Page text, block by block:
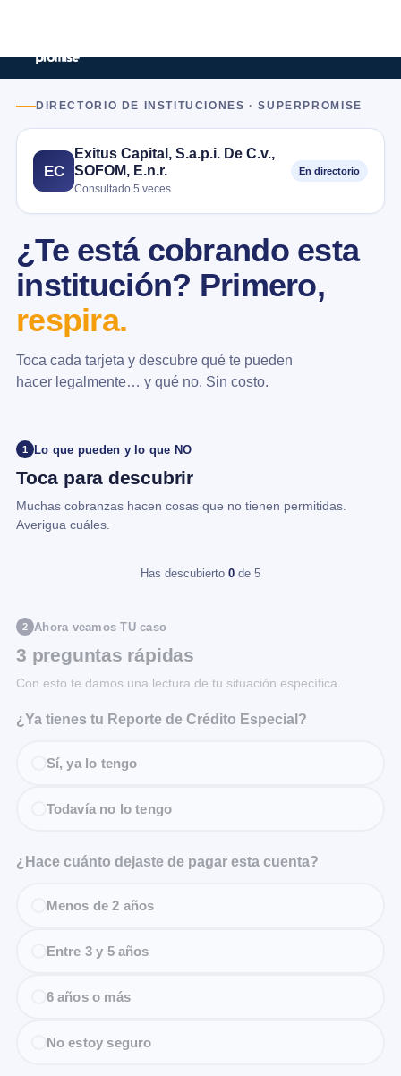
DIRECTORIO DE INSTITUCIONES · SUPERPROMISE
EC
Exitus Capital, S.a.p.i. De C.v.,
SOFOM, E.n.r.
Consultado 5 veces
En directorio
¿Te está cobrando esta
institución? Primero,
respira.
Toca cada tarjeta y descubre qué te pueden
hacer legalmente… y qué no. Sin costo.
1 Lo que pueden y lo que NO
Toca para descubrir
Muchas cobranzas hacen cosas que no tienen permitidas.
Averigua cuáles.
Has descubierto 0 de 5
2 Ahora veamos TU caso
3 preguntas rápidas
Con esto te damos una lectura de tu situación específica.
¿Ya tienes tu Reporte de Crédito Especial?
Sí, ya lo tengo
Todavía no lo tengo
¿Hace cuánto dejaste de pagar esta cuenta?
Menos de 2 años
Entre 3 y 5 años
6 años o más
No estoy seguro